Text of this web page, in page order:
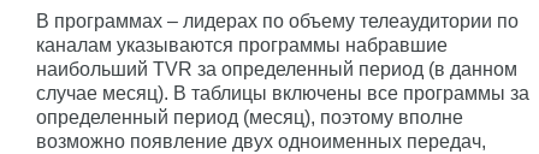
В программах – лидерах по объему телеаудитории по
каналам указываются программы набравшие
наибольший TVR за определенный период (в данном
случае месяц). В таблицы включены все программы за
определенный период (месяц), поэтому вполне
возможно появление двух одноименных передач,